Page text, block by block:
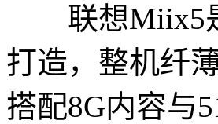
联想Miix5是
打造，整机纤
搭配8G内容与